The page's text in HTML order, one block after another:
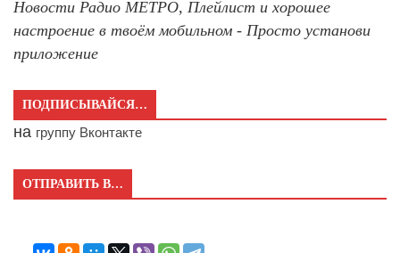
Новости Радио МЕТРО, Плейлист и хорошее
настроение в твоём мобильном - Просто установи
приложение
ПОДПИСЫВАЙСЯ…
на группу Вконтакте
ОТПРАВИТЬ В…